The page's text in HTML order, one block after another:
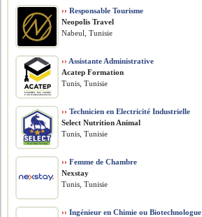
›› Responsable Tourisme
Neopolis Travel
Nabeul, Tunisie
›› Assistante Administrative
Acatep Formation
Tunis, Tunisie
›› Technicien en Electricité Industrielle
Select Nutrition Animal
Tunis, Tunisie
›› Femme de Chambre
Nexstay
Tunis, Tunisie
›› Ingénieur en Chimie ou Biotechnologue